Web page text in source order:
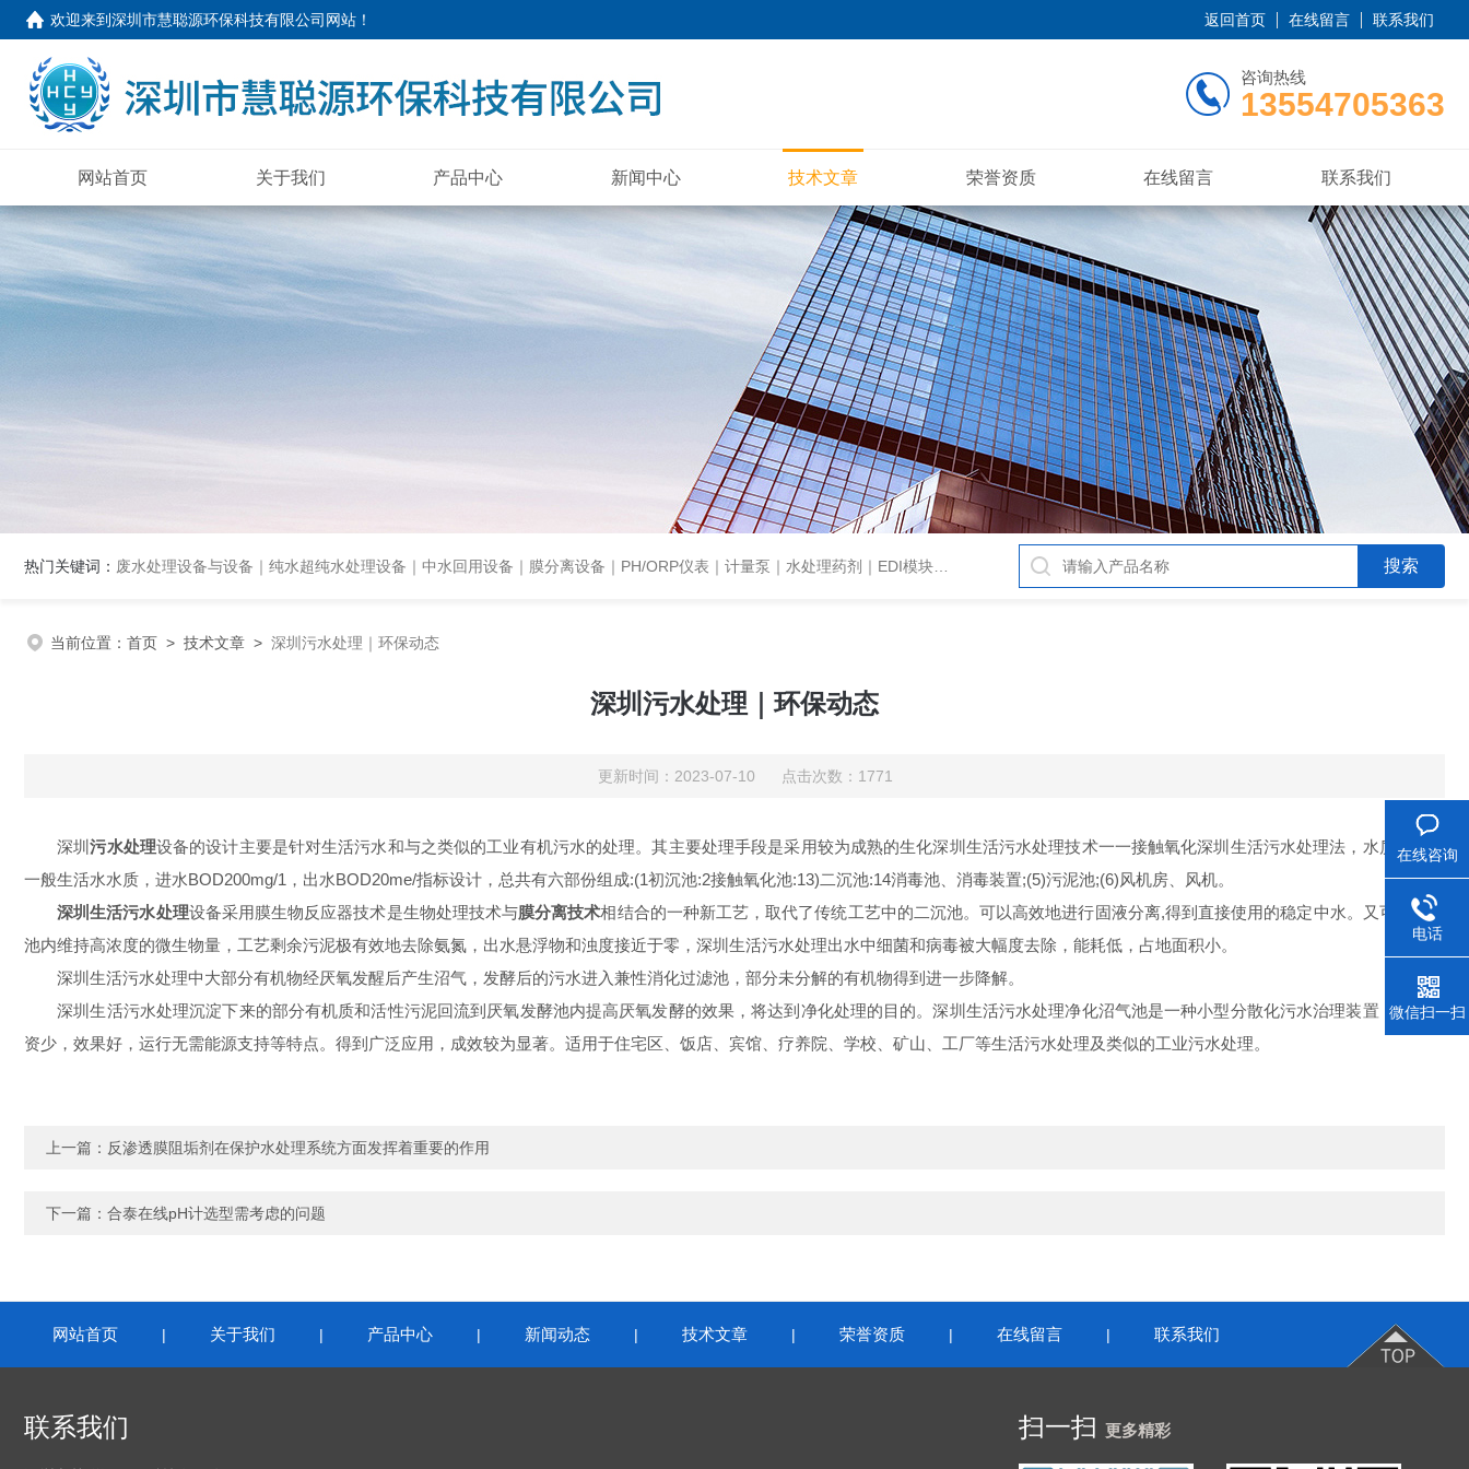
欢迎来到深圳市慧聪源环保科技有限公司网站 ！ 返回首页 在线留言 联系我们
咨询热线
13554705363
网站首页 关于我们 产品中心 新闻中心 技术文章 荣誉资质 在线留言 联系我们
热门关键词： 废水处理设备与设备｜纯水超纯水处理设备｜中水回用设备｜膜分离设备｜PH/ORP仪表｜计量泵｜水处理药剂｜EDI模块代理｜EDI模块维修
当前位置： 首页 > 技术文章 > 深圳污水处理｜环保动态
深圳污水处理｜环保动态
更新时间：2023-07-10 点击次数：1771
深圳污水处理设备的设计主要是针对生活污水和与之类似的工业有机污水的处理。其主要处理手段是采用较为成熟的生化深圳生活污水处理技术一一接触氧化深圳生活污水处理法，水质参数按
一般生活水水质，进水BOD200mg/1，出水BOD20me/指标设计，总共有六部份组成:(1初沉池:2接触氧化池:13)二沉池:14消毒池、消毒装置;(5)污泥池;(6)风机房、风机。
深圳生活污水处理设备采用膜生物反应器技术是生物处理技术与膜分离技术相结合的一种新工艺，取代了传统工艺中的二沉池。可以高效地进行固液分离,得到直接使用的稳定中水。又可在生物
池内维持高浓度的微生物量，工艺剩余污泥极有效地去除氨氮，出水悬浮物和浊度接近于零，深圳生活污水处理出水中细菌和病毒被大幅度去除，能耗低，占地面积小。
深圳生活污水处理中大部分有机物经厌氧发醒后产生沼气，发酵后的污水进入兼性消化过滤池，部分未分解的有机物得到进一步降解。
深圳生活污水处理沉淀下来的部分有机质和活性污泥回流到厌氧发酵池内提高厌氧发酵的效果，将达到净化处理的目的。深圳生活污水处理净化沼气池是一种小型分散化污水治理装置，具有投
资少，效果好，运行无需能源支持等特点。得到广泛应用，成效较为显著。适用于住宅区、饭店、宾馆、疗养院、学校、矿山、工厂等生活污水处理及类似的工业污水处理。
上一篇： 反渗透膜阻垢剂在保护水处理系统方面发挥着重要的作用
下一篇： 合泰在线pH计选型需考虑的问题
网站首页 | 关于我们 | 产品中心 | 新闻动态 | 技术文章 | 荣誉资质 | 在线留言 | 联系我们
联系我们 扫一扫 更多精彩
在线咨询
电话
微信扫一扫